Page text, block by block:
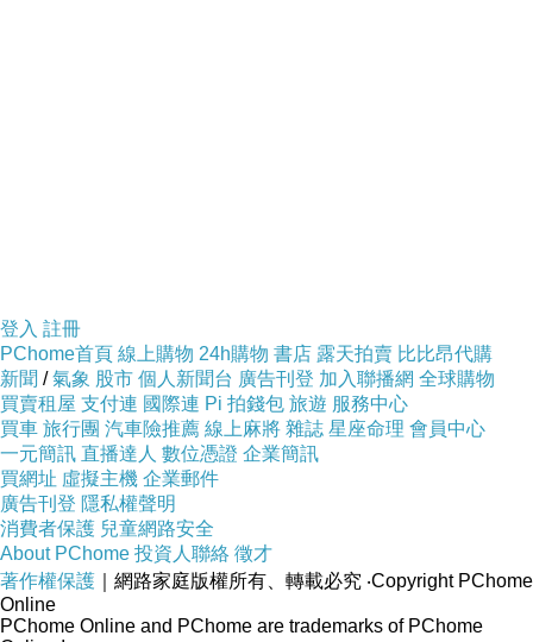
率，
一步步靠近心中的「香格里拉」。
【作者介紹】
凪良汐(凪良ゆう)
2006年以BL作品出道文壇，代表作為《美
麗的他》系列，並於2021年翻拍為電視劇。
2017年出版非BL作品《神的棲息地》，博得廣
大讀者支持。2020年以《流浪的月》首度獲得本
登入 註冊
PChome首頁 線上購物 24h購物 書店 露天拍賣 比比昂代購
新聞 /氣象 股市 個人新聞台 廣告刊登 加入聯播網 全球購物
買賣租屋 支付連 國際連 Pi 拍錢包 旅遊 服務中心
買車 旅行團 汽車險推薦 線上麻將 雜誌 星座命理 會員中心
一元簡訊 直播達人 數位憑證 企業簡訊
買網址 虛擬主機 企業郵件
廣告刊登 隱私權聲明
消費者保護 兒童網路安全
About PChome 投資人聯絡 徵才
著作權保護 ｜網路家庭版權所有、轉載必究 ‧Copyright PChome
Online
PChome Online and PChome are trademarks of PChome